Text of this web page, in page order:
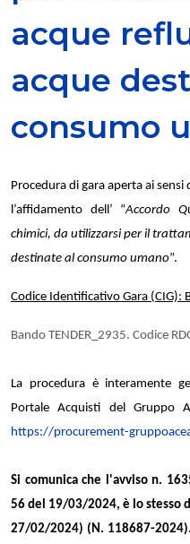
acque
acque
consumo
Procedura di gara aperta ai
l’affidamento dell’ “Accordo
chimici, da utilizzarsi per il
destinate al consumo umano”.
Codice Identificativo Gara (CIG):
Bando TENDER_2935. Codice
La procedura è interamente
Portale Acquisti del Gruppo
https://procurement-
Si comunica che l'avviso n.
56 del 19/03/2024, è lo stesso
27/02/2024) (N. 118687-